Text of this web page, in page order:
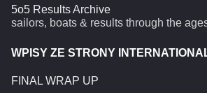
5o5 Results Archive
sailors, boats & results through the
WPISY ZE STRONY
FINAL WRAP UP